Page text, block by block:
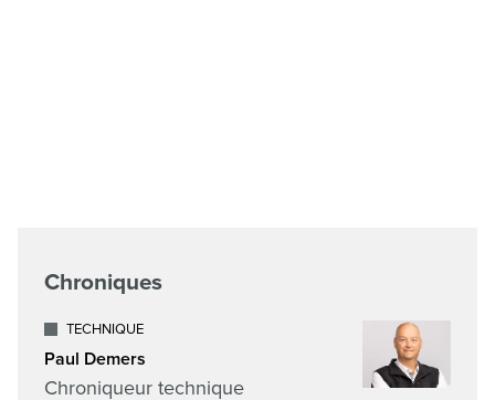
Chroniques
TECHNIQUE
Paul Demers
Chroniqueur technique